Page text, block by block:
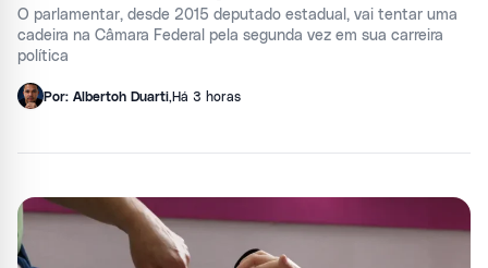
O parlamentar, desde 2015 deputado estadual, vai tentar uma
cadeira na Câmara Federal pela segunda vez em sua carreira
política
Por: Albertoh Duarti,Há 3 horas